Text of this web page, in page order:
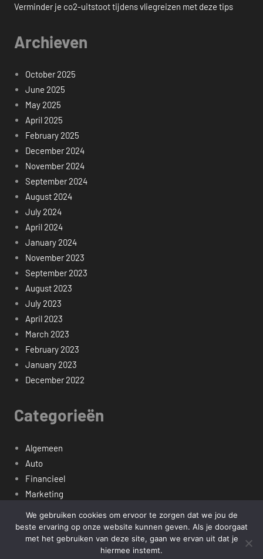
Verminder je co2-uitstoot tijdens vliegreizen met deze tips
Archieven
October 2025
June 2025
May 2025
April 2025
February 2025
December 2024
November 2024
September 2024
August 2024
July 2024
April 2024
January 2024
November 2023
September 2023
August 2023
July 2023
April 2023
March 2023
February 2023
January 2023
December 2022
Categorieën
Algemeen
Auto
Financieel
Marketing
Zakelijk
Copyright mediaverse.nl -- Alle Rechten Voorbehouden
We gebruiken cookies om ervoor te zorgen dat we jou de
beste ervaring op onze website kunnen geven. Als je doorgaat
met het gebruiken van deze site, gaan we ervan uit dat je
hiermee instemt.